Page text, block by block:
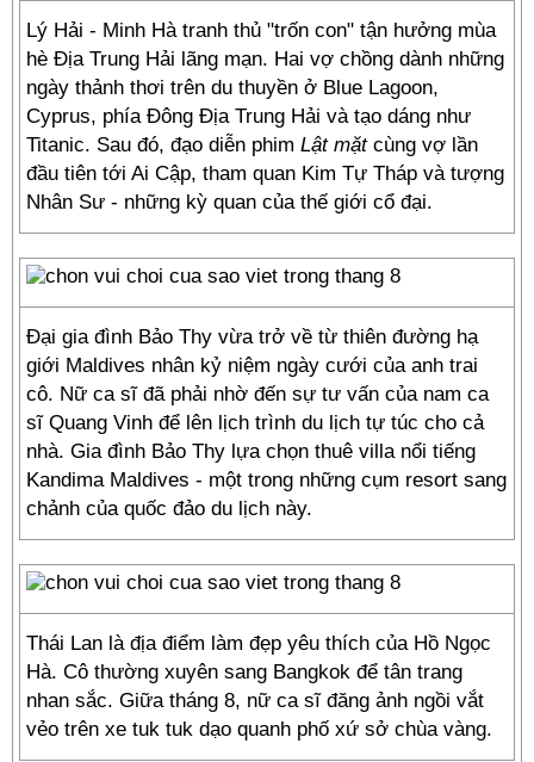
Lý Hải - Minh Hà tranh thủ "trốn con" tận hưởng mùa
hè Địa Trung Hải lãng mạn. Hai vợ chồng dành những
ngày thảnh thơi trên du thuyền ở Blue Lagoon,
Cyprus, phía Đông Địa Trung Hải và tạo dáng như
Titanic. Sau đó, đạo diễn phim Lật mặtcùng vợ lần
đầu tiên tới Ai Cập, tham quan Kim Tự Tháp và tượng
Nhân Sư - những kỳ quan của thế giới cổ đại.
Đại gia đình Bảo Thy vừa trở về từ thiên đường hạ
giới Maldives nhân kỷ niệm ngày cưới của anh trai
cô. Nữ ca sĩ đã phải nhờ đến sự tư vấn của nam ca
sĩ Quang Vinh để lên lịch trình du lịch tự túc cho cả
nhà. Gia đình Bảo Thy lựa chọn thuê villa nổi tiếng
Kandima Maldives - một trong những cụm resort sang
chảnh của quốc đảo du lịch này.
Thái Lan là địa điểm làm đẹp yêu thích của Hồ Ngọc
Hà. Cô thường xuyên sang Bangkok để tân trang
nhan sắc. Giữa tháng 8, nữ ca sĩ đăng ảnh ngồi vắt
vẻo trên xe tuk tuk dạo quanh phố xứ sở chùa vàng.